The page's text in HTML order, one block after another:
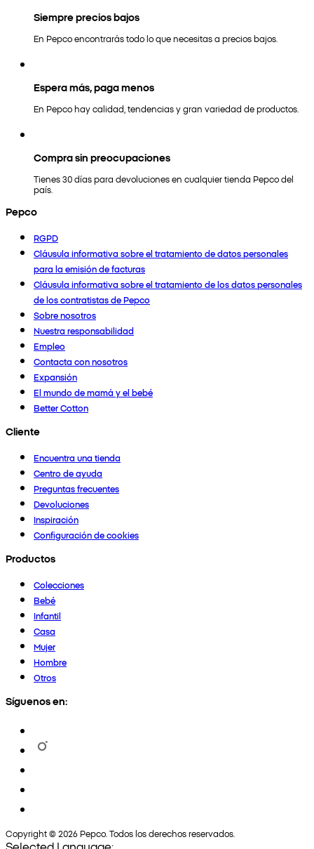
Siempre precios bajos
En Pepco encontrarás todo lo que necesitas a precios bajos.
Espera más, paga menos
En Pepco hay calidad, tendencias y gran variedad de productos.
Compra sin preocupaciones
Tienes 30 días para devoluciones en cualquier tienda Pepco del
país.
Pepco
RGPD
Cláusula informativa sobre el tratamiento de datos personales
para la emisión de facturas
Cláusula informativa sobre el tratamiento de los datos personales
de los contratistas de Pepco
Sobre nosotros
Nuestra responsabilidad
Empleo
Contacta con nosotros
Expansión
El mundo de mamá y el bebé
Better Cotton
Cliente
Encuentra una tienda
Centro de ayuda
Preguntas frecuentes
Devoluciones
Inspiración
Configuración de cookies
Productos
Colecciones
Bebé
Infantil
Casa
Mujer
Hombre
Otros
Síguenos en:
Copyright © 2026 Pepco. Todos los derechos reservados.